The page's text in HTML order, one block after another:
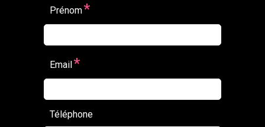
Prénom*
Email*
Téléphone